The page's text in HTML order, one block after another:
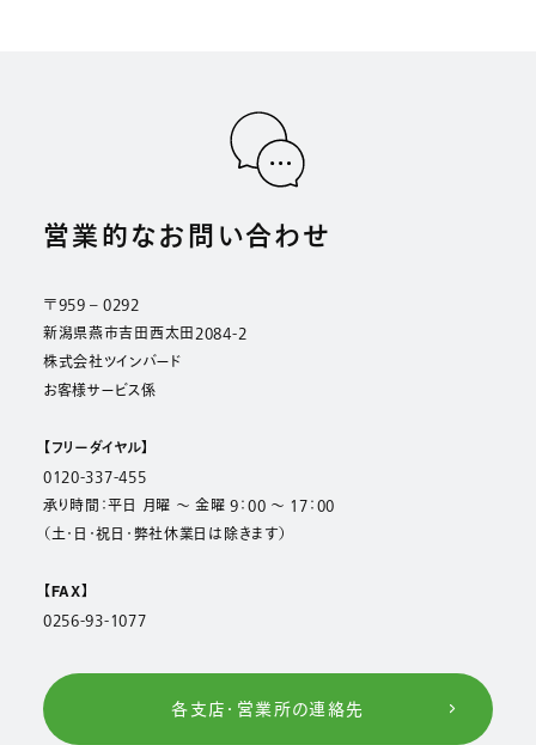
営業的なお問い合わせ
〒959 – 0292
新潟県燕市吉田西太田2084-2
株式会社ツインバード
お客様サービス係
【フリーダイヤル】
0120-337-455
承り時間：平日 月曜 ～ 金曜 9：00 ～ 17：00
（土・日・祝日・弊社休業日は除きます）
【FAX】
0256-93-1077
各支店・営業所の連絡先